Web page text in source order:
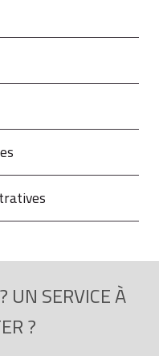
UN SERVICE À
?